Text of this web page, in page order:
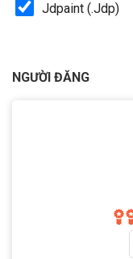
Jdpaint (.Jdp)
NGƯỜI ĐĂNG